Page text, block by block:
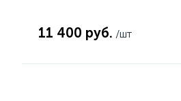
11 400 руб. /шт